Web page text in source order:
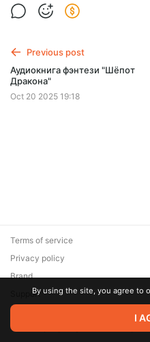
Previous post
Аудиокнига фэнтези "Шёпот
Дракона"
Oct 20 2025 19:18
© 2026 Zaya Solutions Limited.
are the property of their
Terms of service
Privacy policy
Brand
SupportBy using the site, you agree to
I